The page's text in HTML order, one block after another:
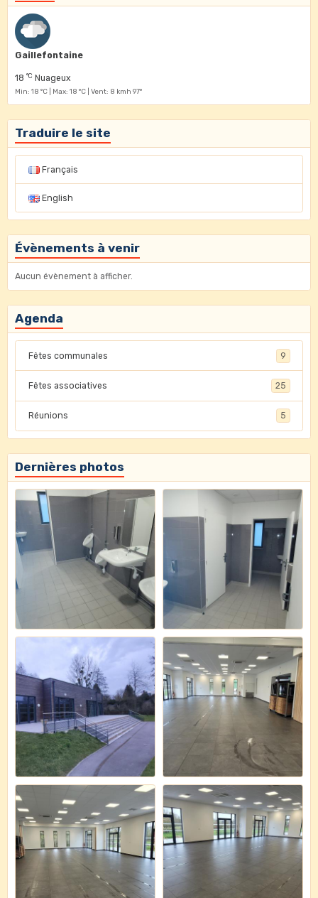
Gaillefontaine
18 °C Nuageux
Min: 18 °C | Max: 18 °C | Vent: 8 kmh 97°
Traduire le site
Français
English
Évènements à venir
Aucun évènement à afficher.
Agenda
Fêtes communales 9
Fêtes associatives 25
Réunions 5
Dernières photos